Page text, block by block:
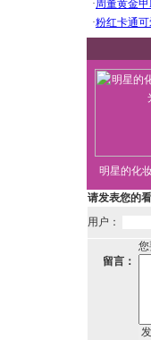
明星的化
请发表您的
用户：
留言：